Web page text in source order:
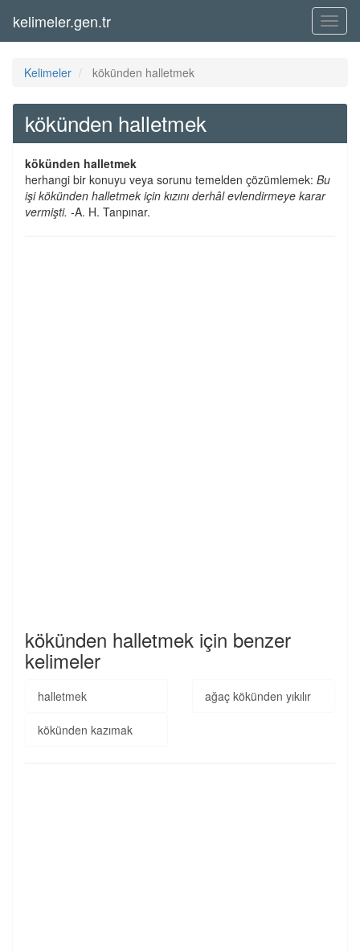
Menü
kelimeler.gen.tr
Kelimeler kökünden halletmek
kökünden halletmek
kökünden halletmek
herhangi bir konuyu veya sorunu temelden çözümlemek: Bu
işi kökünden halletmek için kızını derhâl evlendirmeye karar
vermişti. -A. H. Tanpınar.
kökünden halletmek için benzer
kelimeler
halletmek ağaç kökünden yıkılır
kökünden kazımak